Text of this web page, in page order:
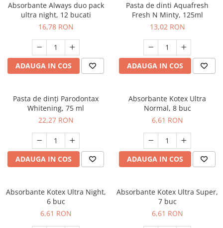
Oliviere
Paie si decoratiuni cocktail
Pensule, spatule si teluri bucatarie
Platouri si tavi servire
Polonice, linguri si clesti de
Prese si storcatoare manuale
Rasnite si dozatoare condimente
Scurgator vase
Servicii de masa
Site bucatarie
Strecuratori
Suport tacamuri
Odorizant toaleta
Organizare si depozitare
Saci Menajeri
Silicon, spume si solutii tehnice
Solutii anticalcar
Solutii curatare pete
Solutii desfundat tevi
Solutii dezinfectante
Solutii suprafete baie
Solutii suprafete bucatarie
Absorbante Always duo pack
ultra night, 12 bucati
16,78 RON
ADAUGA IN COS
Pasta de dinti Aquafresh
Fresh N Minty, 125ml
13,02 RON
ADAUGA IN COS
Pasta de dinți Parodontax
Whitening, 75 ml
22,27 RON
ADAUGA IN COS
Absorbante Kotex Ultra
Normal, 8 buc
6,61 RON
ADAUGA IN COS
Absorbante Kotex Ultra Night,
6 buc
6,61 RON
Absorbante Kotex Ultra Super,
7 buc
6,61 RON